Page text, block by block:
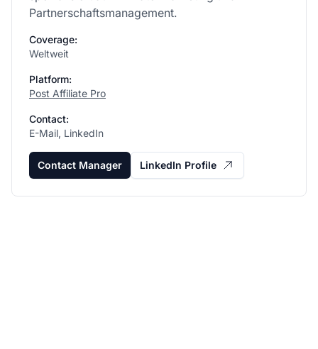
Partnerschaftsmanagement.
Coverage:
Weltweit
Platform:
Post Affiliate Pro
Contact:
E-Mail, LinkedIn
Contact Manager LinkedIn Profile